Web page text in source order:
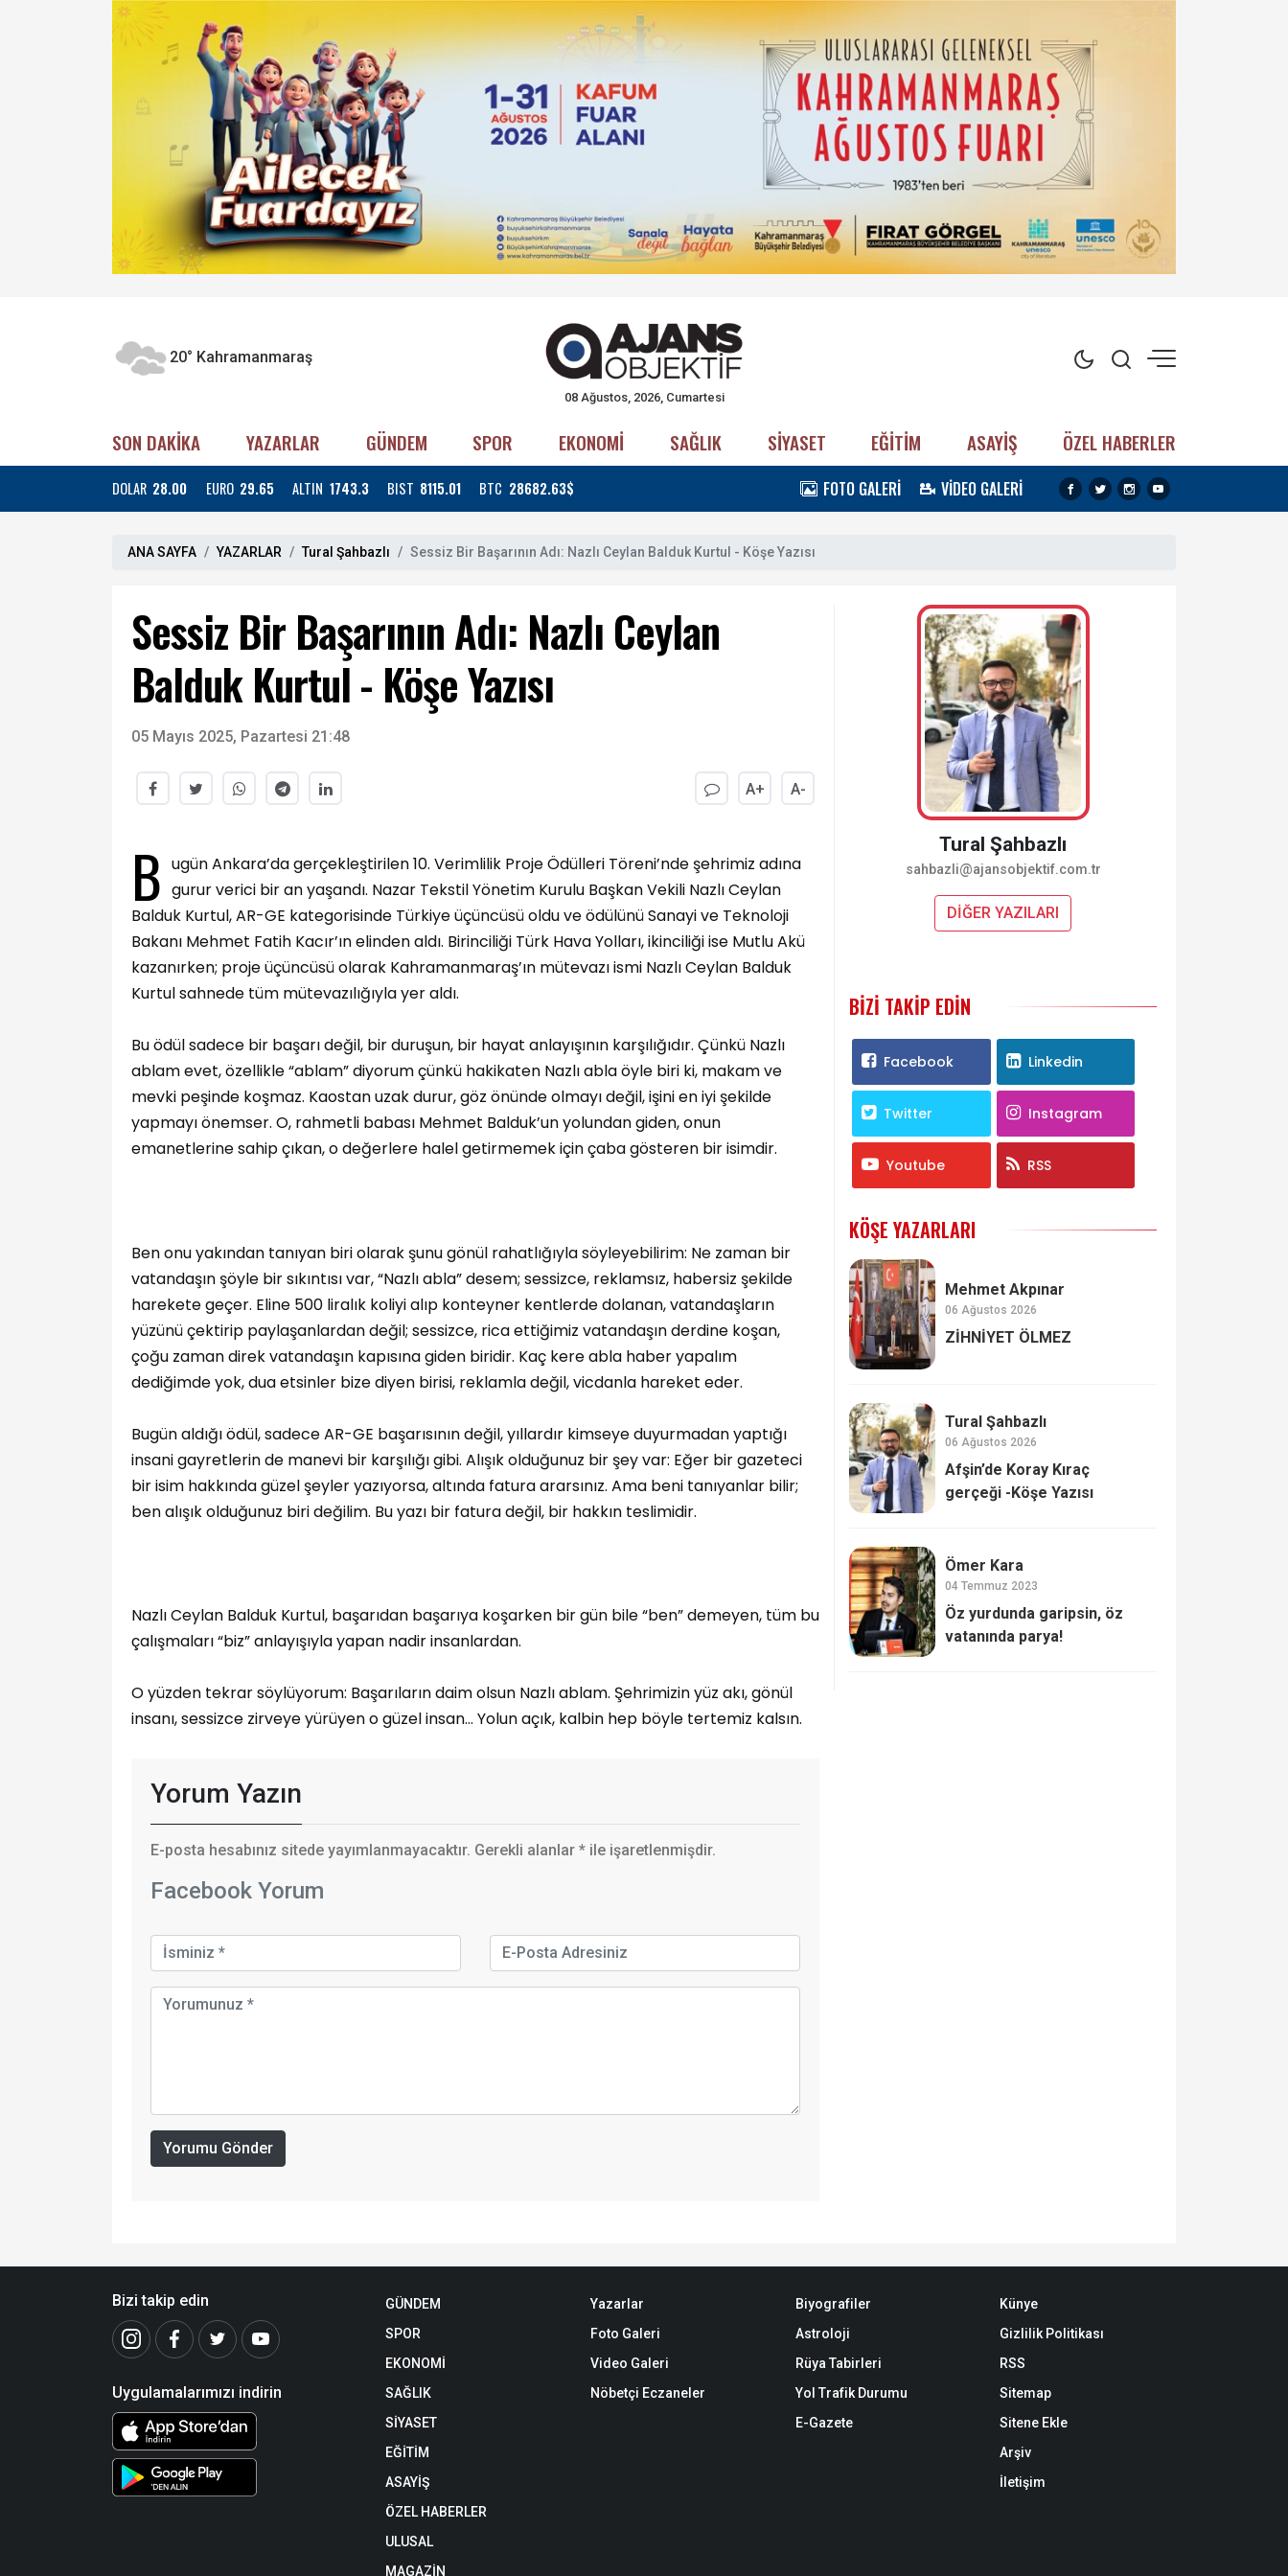
20° Kahramanmaraş
08 Ağustos, 2026, Cumartesi
SON DAKİKA YAZARLAR GÜNDEM SPOR EKONOMİ SAĞLIK SİYASET EĞİTİM ASAYİŞ ÖZEL HABERLER
DOLAR 28.00 EURO 29.65 ALTIN 1743.3 BIST 8115.01 BTC 28682.63$ FOTO GALERİ VİDEO GALERİ
ANA SAYFA YAZARLAR Tural Şahbazlı Sessiz Bir Başarının Adı: Nazlı Ceylan Balduk Kurtul - Köşe Yazısı
Sessiz Bir Başarının Adı: Nazlı Ceylan
Balduk Kurtul - Köşe Yazısı
05 Mayıs 2025, Pazartesi 21:48
A+ A-
B ugün Ankara’da gerçekleştirilen 10. Verimlilik Proje Ödülleri Töreni’nde şehrimiz adına
gurur verici bir an yaşandı. Nazar Tekstil Yönetim Kurulu Başkan Vekili Nazlı Ceylan
Balduk Kurtul, AR-GE kategorisinde Türkiye üçüncüsü oldu ve ödülünü Sanayi ve Teknoloji
Bakanı Mehmet Fatih Kacır’ın elinden aldı. Birinciliği Türk Hava Yolları, ikinciliği ise Mutlu Akü
kazanırken; proje üçüncüsü olarak Kahramanmaraş’ın mütevazı ismi Nazlı Ceylan Balduk
Kurtul sahnede tüm mütevazılığıyla yer aldı.
Bu ödül sadece bir başarı değil, bir duruşun, bir hayat anlayışının karşılığıdır. Çünkü Nazlı
ablam evet, özellikle “ablam” diyorum çünkü hakikaten Nazlı abla öyle biri ki, makam ve
mevki peşinde koşmaz. Kaostan uzak durur, göz önünde olmayı değil, işini en iyi şekilde
yapmayı önemser. O, rahmetli babası Mehmet Balduk’un yolundan giden, onun
emanetlerine sahip çıkan, o değerlere halel getirmemek için çaba gösteren bir isimdir.
Ben onu yakından tanıyan biri olarak şunu gönül rahatlığıyla söyleyebilirim: Ne zaman bir
vatandaşın şöyle bir sıkıntısı var, “Nazlı abla” desem; sessizce, reklamsız, habersiz şekilde
harekete geçer. Eline 500 liralık koliyi alıp konteyner kentlerde dolanan, vatandaşların
yüzünü çektirip paylaşanlardan değil; sessizce, rica ettiğimiz vatandaşın derdine koşan,
çoğu zaman direk vatandaşın kapısına giden biridir. Kaç kere abla haber yapalım
dediğimde yok, dua etsinler bize diyen birisi, reklamla değil, vicdanla hareket eder.
Bugün aldığı ödül, sadece AR-GE başarısının değil, yıllardır kimseye duyurmadan yaptığı
insani gayretlerin de manevi bir karşılığı gibi. Alışık olduğunuz bir şey var: Eğer bir gazeteci
bir isim hakkında güzel şeyler yazıyorsa, altında fatura ararsınız. Ama beni tanıyanlar bilir;
ben alışık olduğunuz biri değilim. Bu yazı bir fatura değil, bir hakkın teslimidir.
Nazlı Ceylan Balduk Kurtul, başarıdan başarıya koşarken bir gün bile “ben” demeyen, tüm bu
çalışmaları “biz” anlayışıyla yapan nadir insanlardan.
O yüzden tekrar söylüyorum: Başarıların daim olsun Nazlı ablam. Şehrimizin yüz akı, gönül
insanı, sessizce zirveye yürüyen o güzel insan… Yolun açık, kalbin hep böyle tertemiz kalsın.
Yorum Yazın
E-posta hesabınız sitede yayımlanmayacaktır. Gerekli alanlar * ile işaretlenmişdir.
Facebook Yorum
Yorumu Gönder
Tural Şahbazlı
sahbazli@ajansobjektif.com.tr
DİĞER YAZILARI
BIZI TAKIP EDIN
Facebook Linkedin
Twitter Instagram
Youtube RSS
KÖŞE YAZARLARI
Mehmet Akpınar
06 Ağustos 2026
ZİHNİYET ÖLMEZ
Tural Şahbazlı
06 Ağustos 2026
Afşin’de Koray Kıraç
gerçeği -Köşe Yazısı
Ömer Kara
04 Temmuz 2023
Öz yurdunda garipsin, öz
vatanında parya!
Bizi takip edin
Uygulamalarımızı indirin
GÜNDEM
SPOR
EKONOMİ
SAĞLIK
SİYASET
EĞİTİM
ASAYİŞ
ÖZEL HABERLER
ULUSAL
MAGAZİN
Yazarlar
Foto Galeri
Video Galeri
Nöbetçi Eczaneler
Biyografiler
Astroloji
Rüya Tabirleri
Yol Trafik Durumu
E-Gazete
Künye
Gizlilik Politikası
RSS
Sitemap
Sitene Ekle
Arşiv
İletişim